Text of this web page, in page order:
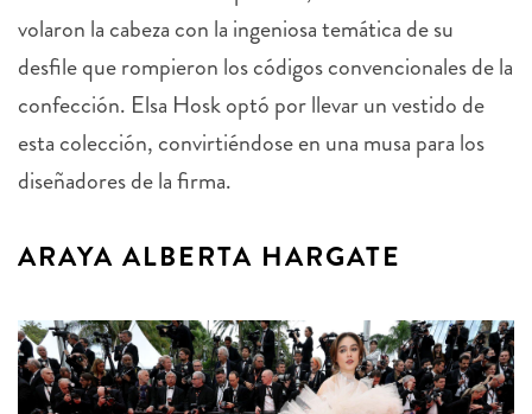
volaron la cabeza con la ingeniosa temática de su
desfile que rompieron los códigos convencionales de la
confección. Elsa Hosk optó por llevar un vestido de
esta colección, convirtiéndose en una musa para los
diseñadores de la firma.
ARAYA ALBERTA HARGATE